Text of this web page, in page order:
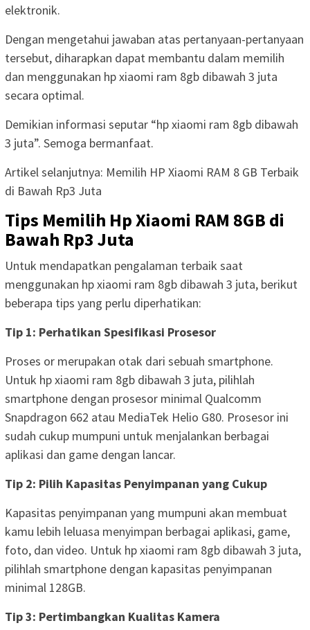
elektronik.
Dengan mengetahui jawaban atas pertanyaan-pertanyaan
tersebut, diharapkan dapat membantu dalam memilih
dan menggunakan hp xiaomi ram 8gb dibawah 3 juta
secara optimal.
Demikian informasi seputar “hp xiaomi ram 8gb dibawah
3 juta”. Semoga bermanfaat.
Artikel selanjutnya: Memilih HP Xiaomi RAM 8 GB Terbaik
di Bawah Rp3 Juta
Tips Memilih Hp Xiaomi RAM 8GB di
Bawah Rp3 Juta
Untuk mendapatkan pengalaman terbaik saat
menggunakan hp xiaomi ram 8gb dibawah 3 juta, berikut
beberapa tips yang perlu diperhatikan:
Tip 1: Perhatikan Spesifikasi Prosesor
Proses or merupakan otak dari sebuah smartphone.
Untuk hp xiaomi ram 8gb dibawah 3 juta, pilihlah
smartphone dengan prosesor minimal Qualcomm
Snapdragon 662 atau MediaTek Helio G80. Prosesor ini
sudah cukup mumpuni untuk menjalankan berbagai
aplikasi dan game dengan lancar.
Tip 2: Pilih Kapasitas Penyimpanan yang Cukup
Kapasitas penyimpanan yang mumpuni akan membuat
kamu lebih leluasa menyimpan berbagai aplikasi, game,
foto, dan video. Untuk hp xiaomi ram 8gb dibawah 3 juta,
pilihlah smartphone dengan kapasitas penyimpanan
minimal 128GB.
Tip 3: Pertimbangkan Kualitas Kamera